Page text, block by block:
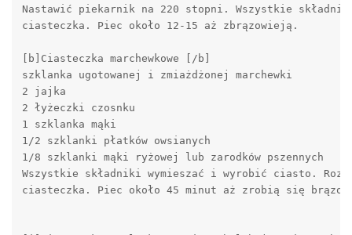
Nastawić piekarnik na 220 stopni. Wszystkie
ciasteczka. Piec około 12-15 aż zbrązowieją.
[b]Ciasteczka marchewkowe [/b]
szklanka ugotowanej i zmiażdżonej marchewki
2 jajka
2 łyżeczki czosnku
1 szklanka mąki
1/2 szklanki płatków owsianych
1/8 szklanki mąki ryżowej lub zarodków pszennych
Wszystkie składniki wymieszać i wyrobić ciasto.
ciasteczka. Piec około 45 minut aż zrobią się